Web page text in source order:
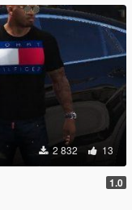
2 832 13
1.0